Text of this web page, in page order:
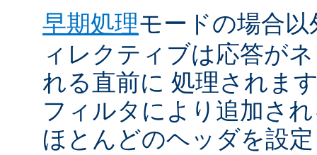
早期処理モードの場合
ィレクティブは応答が
れる直前に 処理されま
フィルタにより追加さ
ほとんどのヘッダを設